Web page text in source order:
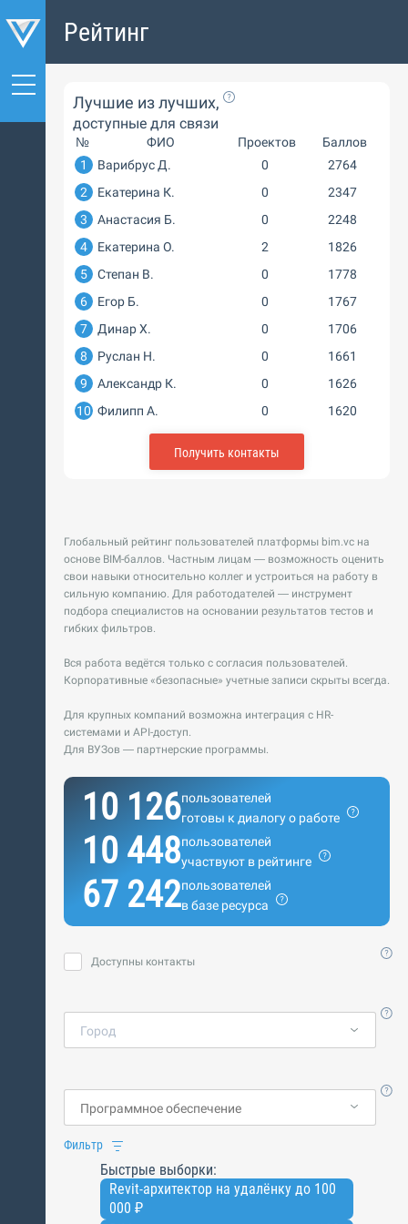
Рейтинг
Глобальный рейтинг пользователей платформы bim.vc на
основе BIM-баллов. Частным лицам — возможность оценить
свои навыки относительно коллег и устроиться на работу в
сильную компанию. Для работодателей — инструмент
подбора специалистов на основании результатов тестов и
гибких фильтров.
Вся работа ведётся только с согласия пользователей.
Корпоративные «безопасные» учетные записи скрыты всегда.
Для крупных компаний возможна интеграция с HR-
системами и API-доступ.
Для ВУЗов — партнерские программы.
10 126пользователей
готовы к диалогу о работе
10 448пользователей
участвуют в рейтинге
67 242пользователей
в базе ресурса
Доступны контакты
Город
Фильтр
Быстрые выборки:
Revit-архитектор на удалёнку до 100
000 ₽
Лучшие из лучших,
доступные для связи
№ ФИО Проектов
Баллов
1
Варибрус Д. 0
2764
2
Екатерина К. 0
2347
3
Анастасия Б. 0
2248
4
Екатерина О. 2
1826
5
Степан В. 0
1778
6
Егор Б. 0
1767
7
Динар Х. 0
1706
8
Руслан Н. 0
1661
9
Александр К. 0
1626
10 Филипп А. 0 1620
Получить контакты